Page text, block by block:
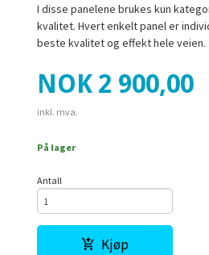
I disse panelene brukes kun
kvalitet. Hvert enkelt panel er
beste kvalitet og effekt hele veien.
Pris
NOK 2 900,00
inkl. mva.
På lager
Antall
Kjøp